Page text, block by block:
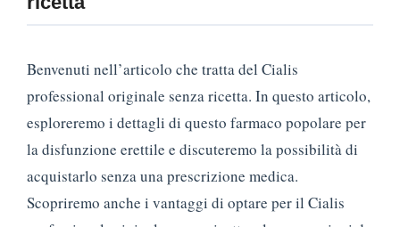
Benvenuti nell’articolo che tratta del Cialis
professional originale senza ricetta. In questo articolo,
esploreremo i dettagli di questo farmaco popolare per
la disfunzione erettile e discuteremo la possibilità di
acquistarlo senza una prescrizione medica.
Scopriremo anche i vantaggi di optare per il Cialis